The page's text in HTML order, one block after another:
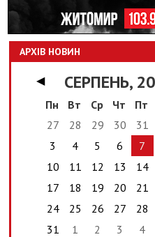
АРХІВ НОВИН
◀ СЕРПЕНЬ,
Пн
Вт Ср Чт Пт
27
28 29 30 31
3
4 5 6 7
10
11 12 13 14
17
18 19 20 21
24
25 26 27 28
31
1 2 3 4